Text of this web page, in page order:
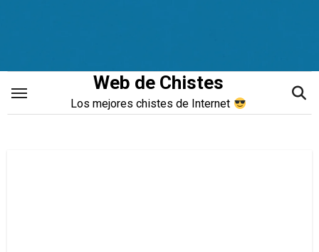
Web de Chistes
Los mejores chistes de Internet